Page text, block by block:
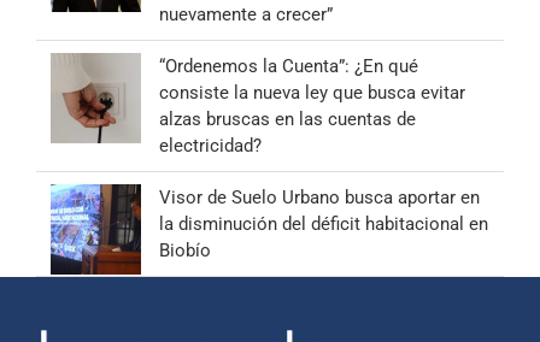
nuevamente a crecer”
“Ordenemos la Cuenta”: ¿En qué
consiste la nueva ley que busca evitar
alzas bruscas en las cuentas de
electricidad?
Visor de Suelo Urbano busca aportar en
la disminución del déficit habitacional en
Biobío